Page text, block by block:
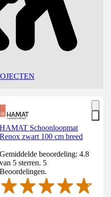
HAMAT Schoonloopmat
Renox zwart 100 cm breed
Gemiddelde beoordeling: 4.8
van 5 sterren. 5
Beoordelingen.